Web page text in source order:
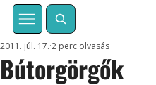
Bútorgörgők
2011. júl. 17. 2 perc olvasás